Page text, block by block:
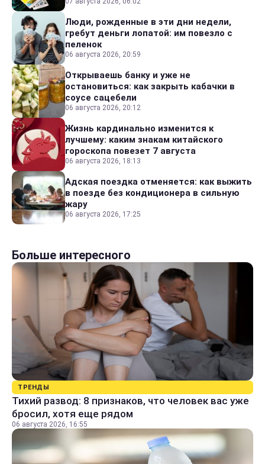
Люди, рожденные в эти дни недели,
гребут деньги лопатой: им повезло с
пеленок
06 августа 2026, 20:59
Открываешь банку и уже не
остановиться: как закрыть кабачки в
соусе сацебели
06 августа 2026, 20:12
Жизнь кардинально изменится к
лучшему: каким знакам китайского
гороскопа повезет 7 августа
06 августа 2026, 18:13
Адская поездка отменяется: как выжить
в поезде без кондиционера в сильную
жару
06 августа 2026, 17:25
Больше интересного
ТРЕНДЫ
Тихий развод: 8 признаков, что человек вас уже
бросил, хотя еще рядом
06 августа 2026, 16:55